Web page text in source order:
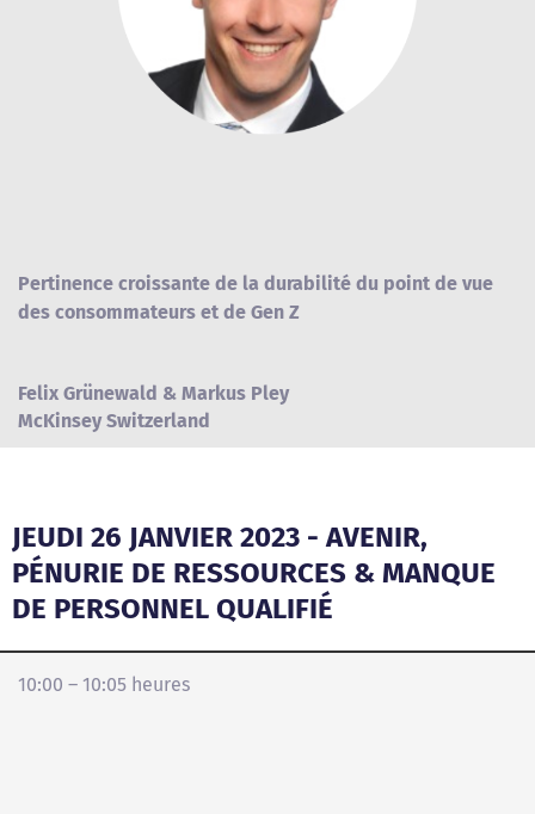
Pertinence croissante de la durabilité du point de vue
des consommateurs et de Gen Z
Felix Grünewald & Markus Pley
McKinsey Switzerland
JEUDI 26 JANVIER 2023 - AVENIR,
PÉNURIE DE RESSOURCES & MANQUE
DE PERSONNEL QUALIFIÉ
10:00 – 10:05 heures